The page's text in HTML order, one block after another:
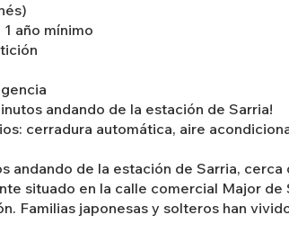
año mínimo
andando de la estación de Sarria!
cerradura automática, aire
andando de la estación de Sarria,
situado en la calle comercial Major
Familias japonesas y solteros han